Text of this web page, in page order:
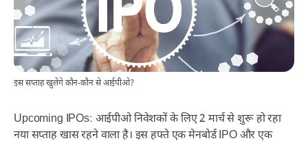
इस सप्ताह खुलेंगे कौन-कौन से आईपीओ?
Upcoming IPOs: आईपीओ निवेशकों के लिए 2 मार्च से शुरू हो रहा
नया सप्ताह खास रहने वाला है। इस हफ्ते एक मेनबोर्ड IPO और एक